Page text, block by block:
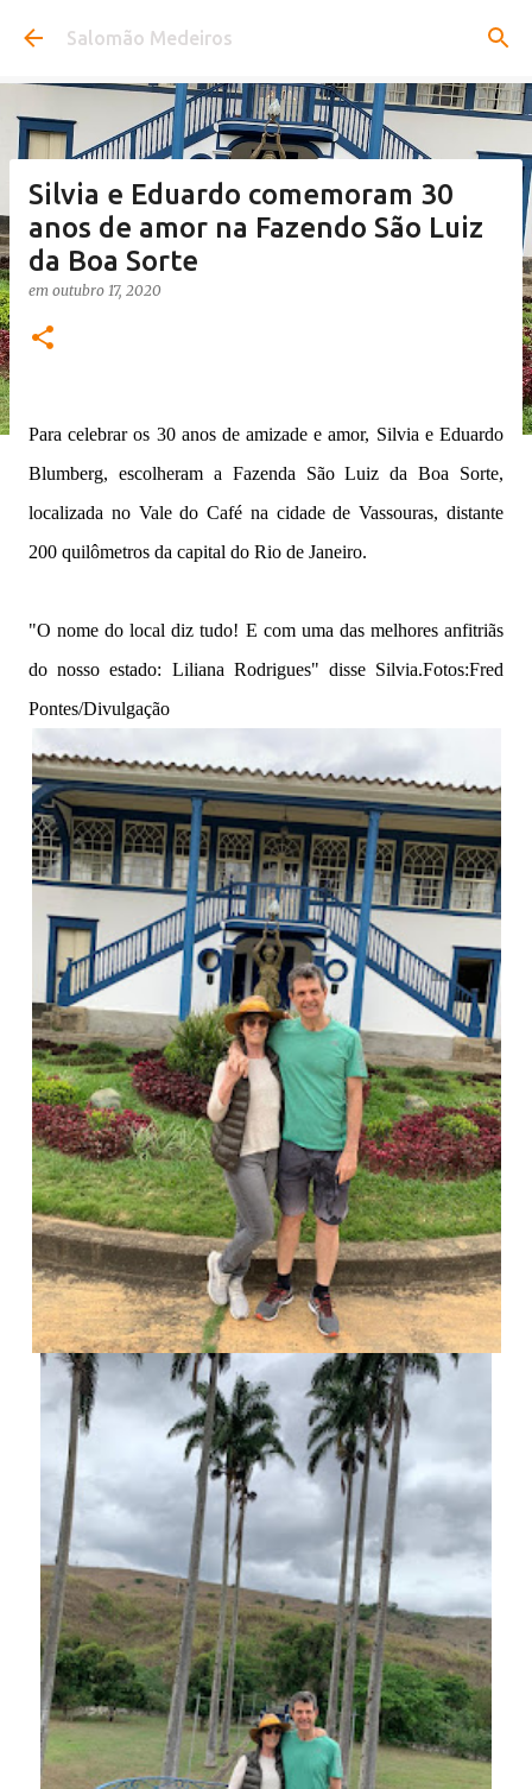
Pular para o conteúdo principal
Salomão Medeiros
Silvia e Eduardo comemoram 30
anos de amor na Fazendo São Luiz
da Boa Sorte
em outubro 17, 2020
Para celebrar os 30 anos de amizade e amor, Silvia e Eduardo
Blumberg, escolheram a Fazenda São Luiz da Boa Sorte,
localizada no Vale do Café na cidade de Vassouras, distante
200 quilômetros da capital do Rio de Janeiro.
"O nome do local diz tudo! E com uma das melhores anfitriãs
do nosso estado: Liliana Rodrigues" disse Silvia.Fotos:Fred
Pontes/Divulgação